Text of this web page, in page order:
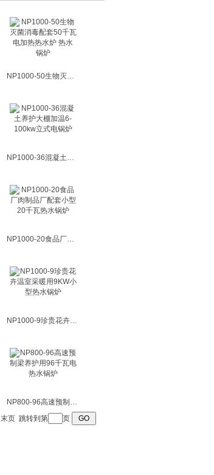
NP1000-50生物灭菌消毒配套50千瓦电加热热水炉 热水锅炉
NP1000-36混凝土养护大棚加温6-100kw立式电锅炉
NP1000-20食品厂肉制品厂配套小型20千瓦热水锅炉
NP1000-9珍贵花卉温室采暖用9KW小型热水锅炉
NP800-96高速预制梁养护用96千瓦电热水锅炉
末页跳转到第 页